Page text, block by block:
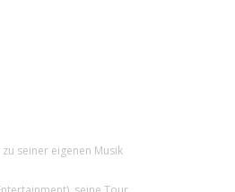
seiner eigenen Musik